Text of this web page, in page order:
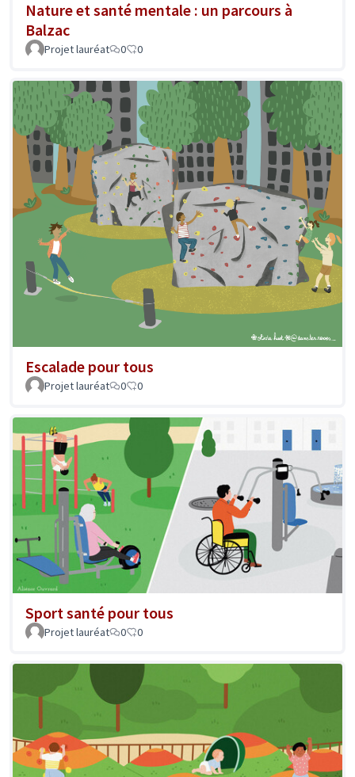
Nature et santé mentale : un parcours à
Balzac
Projet lauréat 0 0
Escalade pour tous
Projet lauréat 0 0
Sport santé pour tous
Projet lauréat 0 0